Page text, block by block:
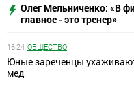
Олег Мельниченко: «В
главное - это тренер»
16:24 ОБЩЕСТВО
Юные зареченцы
мед